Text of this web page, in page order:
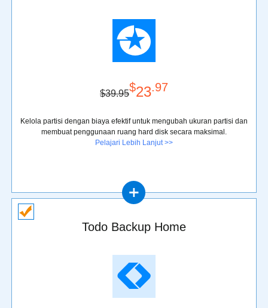
$39.95$23.97
Kelola partisi dengan biaya efektif untuk mengubah ukuran partisi dan
membuat penggunaan ruang hard disk secara maksimal.
Pelajari Lebih Lanjut >>
Todo Backup Home